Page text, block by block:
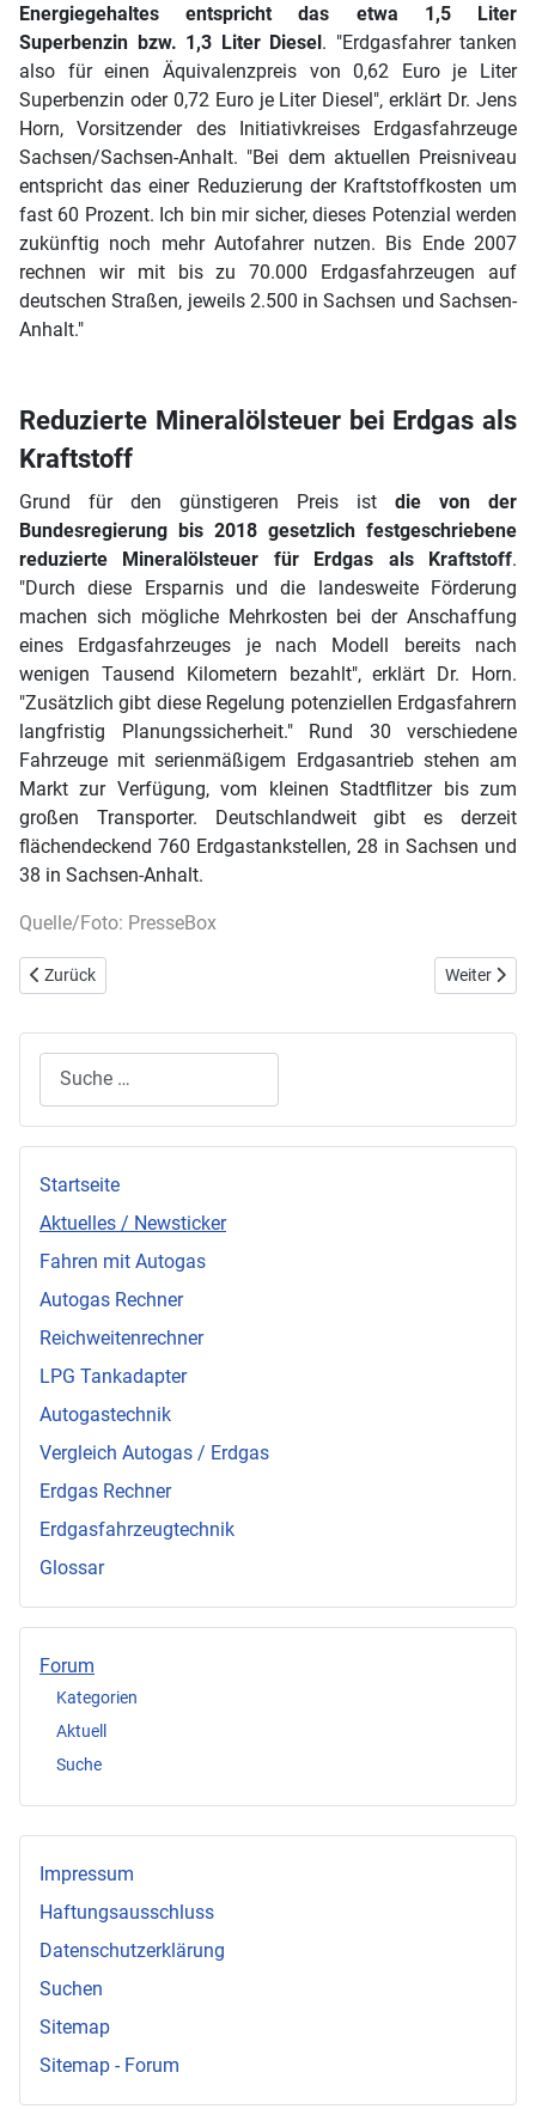
Energiegehaltes entspricht das etwa 1,5 Liter
Superbenzin bzw. 1,3 Liter Diesel. "Erdgasfahrer tanken
also für einen Äquivalenzpreis von 0,62 Euro je Liter
Superbenzin oder 0,72 Euro je Liter Diesel", erklärt Dr. Jens
Horn, Vorsitzender des Initiativkreises Erdgasfahrzeuge
Sachsen/Sachsen-Anhalt. "Bei dem aktuellen Preisniveau
entspricht das einer Reduzierung der Kraftstoffkosten um
fast 60 Prozent. Ich bin mir sicher, dieses Potenzial werden
zukünftig noch mehr Autofahrer nutzen. Bis Ende 2007
rechnen wir mit bis zu 70.000 Erdgasfahrzeugen auf
deutschen Straßen, jeweils 2.500 in Sachsen und Sachsen-
Anhalt."
Reduzierte Mineralölsteuer bei Erdgas als
Kraftstoff
Grund für den günstigeren Preis ist die von der
Bundesregierung bis 2018 gesetzlich festgeschriebene
reduzierte Mineralölsteuer für Erdgas als Kraftstoff.
"Durch diese Ersparnis und die landesweite Förderung
machen sich mögliche Mehrkosten bei der Anschaffung
eines Erdgasfahrzeuges je nach Modell bereits nach
wenigen Tausend Kilometern bezahlt", erklärt Dr. Horn.
"Zusätzlich gibt diese Regelung potenziellen Erdgasfahrern
langfristig Planungssicherheit." Rund 30 verschiedene
Fahrzeuge mit serienmäßigem Erdgasantrieb stehen am
Markt zur Verfügung, vom kleinen Stadtflitzer bis zum
großen Transporter. Deutschlandweit gibt es derzeit
flächendeckend 760 Erdgastankstellen, 28 in Sachsen und
38 in Sachsen-Anhalt.
Quelle/Foto: PresseBox
Vorheriger Beitrag: Mehr Fahrspaß mit Erdgas (CNG)
Zurück Nächster
Weiter
Suchen
Startseite
Aktuelles / Newsticker
Fahren mit Autogas
Autogas Rechner
Reichweitenrechner
LPG Tankadapter
Autogastechnik
Vergleich Autogas / Erdgas
Erdgas Rechner
Erdgasfahrzeugtechnik
Glossar
Forum
Kategorien
Aktuell
Suche
Impressum
Haftungsausschluss
Datenschutzerklärung
Suchen
Sitemap
Sitemap - Forum